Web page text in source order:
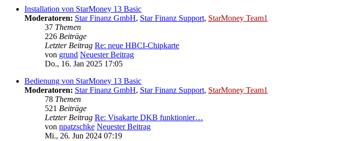
Installation von StarMoney 13 Basic
Moderatoren: Star Finanz GmbH, Star Finanz Support, StarMoney Team1
37 Themen
226 Beiträge
Letzter Beitrag Re: neue HBCI-Chipkarte
von grund Neuester Beitrag
Do., 16. Jan 2025 17:05
Bedienung von StarMoney 13 Basic
Moderatoren: Star Finanz GmbH, Star Finanz Support, StarMoney Team1
78 Themen
521 Beiträge
Letzter Beitrag Re: Visakarte DKB funktionier…
von npatzschke Neuester Beitrag
Mi., 26. Jun 2024 07:19